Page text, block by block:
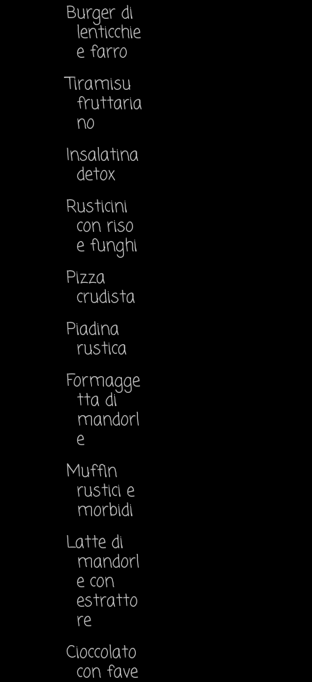
Burger di
lenticchie
e farro
Tiramisu
fruttaria
no
Insalatina
detox
Rusticini
con riso
e funghi
Pizza
crudista
Piadina
rustica
Formagge
tta di
mandorl
e
Muffin
rustici e
morbidi
Latte di
mandorl
e con
estratto
re
Cioccolato
con fave